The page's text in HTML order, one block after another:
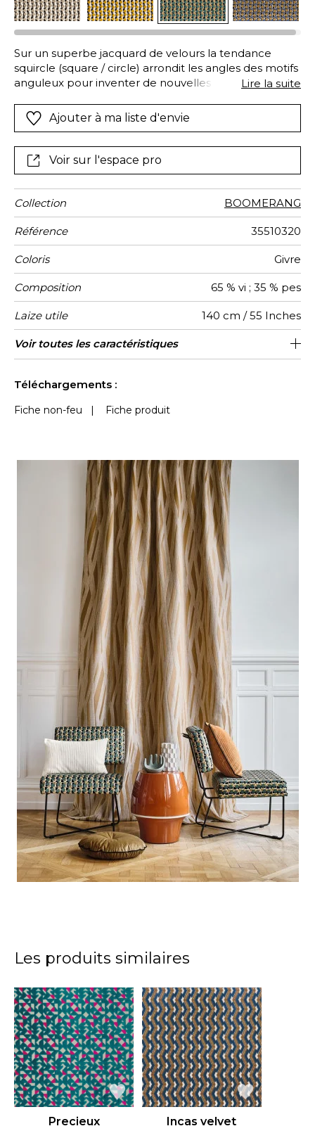
Sur un superbe jacquard de velours la tendance
squircle (square / circle) arrondit les angles des motifs
anguleux pour inventer de nouvelles formes courbes
géométrie et les nuanciers selon un équilibre très
réussi. Et vos fauteuils découvrent une nouvelle vie
Lire la suite
Ajouter à ma liste d'envie
Voir sur l'espace pro
Collection BOOMERANG
Référence 35510320
Coloris Givre
Composition 65 % vi ; 35 % pes
Laize utile 140 cm / 55 Inches
Raccord Raccord droit
Test
Martindale
30000
Usage
martindale
Siège à usage classique : 20.000 à
40.000 cycles (Martindale) et/ou 15,000
Wyzenbeek 20000
Sens De large
Poids g/m² 600
Usage
Entretien
Pays
d'origine
Belgique
Rapport
Horizontal
7 cm / 3 Inches
Rapport
Vertical
7 cm / 3 Inches
Voir toutes les caractéristiques
Téléchargements :
Fiche non-feu | Fiche produit
Les produits similaires
Precieux Incas velvet